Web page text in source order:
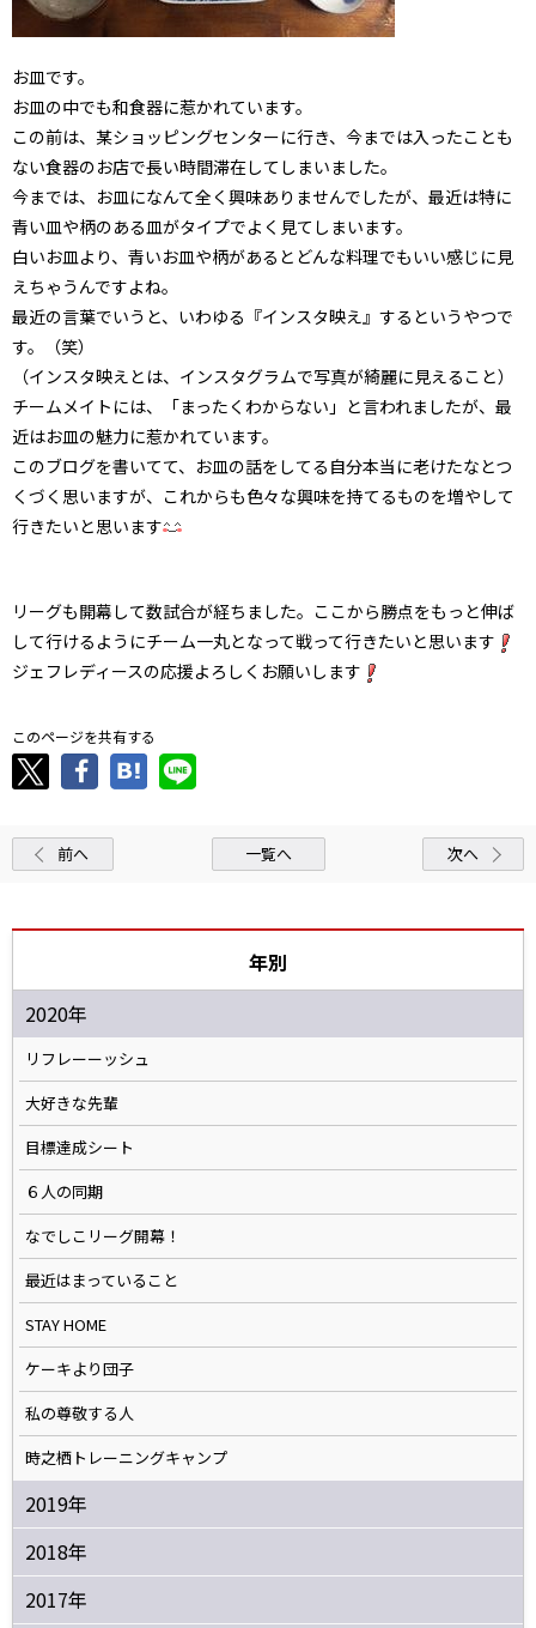
お皿です。
お皿の中でも和食器に惹かれています。
この前は、某ショッピングセンターに行き、今までは入ったことも
ない食器のお店で長い時間滞在してしまいました。
今までは、お皿になんて全く興味ありませんでしたが、最近は特に
青い皿や柄のある皿がタイプでよく見てしまいます。
白いお皿より、青いお皿や柄があるとどんな料理でもいい感じに見
えちゃうんですよね。
最近の言葉でいうと、いわゆる『インスタ映え』するというやつで
す。（笑）
（インスタ映えとは、インスタグラムで写真が綺麗に見えること）
チームメイトには、「まったくわからない」と言われましたが、最
近はお皿の魅力に惹かれています。
このブログを書いてて、お皿の話をしてる自分本当に老けたなとつ
くづく思いますが、これからも色々な興味を持てるものを増やして
行きたいと思います
リーグも開幕して数試合が経ちました。ここから勝点をもっと伸ば
して行けるようにチーム一丸となって戦って行きたいと思います
ジェフレディースの応援よろしくお願いします
このページを共有する
前へ 一覧へ 次へ
年別
2020年
リフレーーッシュ
大好きな先輩
目標達成シート
６人の同期
なでしこリーグ開幕！
最近はまっていること
STAY HOME
ケーキより団子
私の尊敬する人
時之栖トレーニングキャンプ
2019年
2018年
2017年